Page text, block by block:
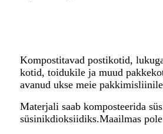
Kompostitavad postikotid,
kotid, toidukile ja muud
avanud ukse meie
Materjali saab komposteerida
süsinikdioksiidiks.Maailmas